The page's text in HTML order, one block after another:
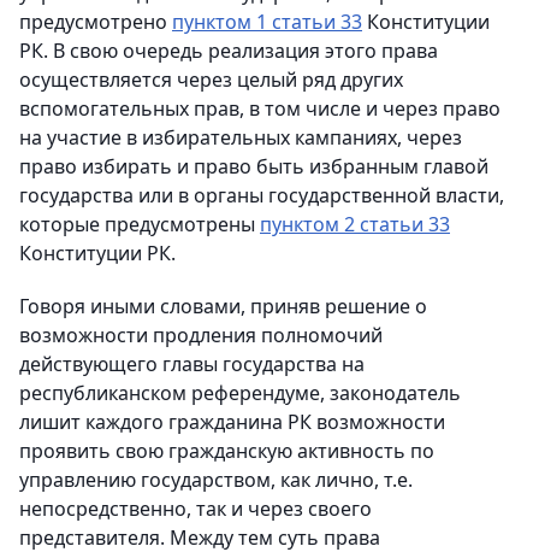
предусмотрено пунктом 1 статьи 33 Конституции
РК. В свою очередь реализация этого права
осуществляется через целый ряд других
вспомогательных прав, в том числе и через право
на участие в избирательных кампаниях, через
право избирать и право быть избранным главой
государства или в органы государственной власти,
которые предусмотрены пунктом 2 статьи 33
Конституции РК.
Говоря иными словами, приняв решение о
возможности продления полномочий
действующего главы государства на
республиканском референдуме, законодатель
лишит каждого гражданина РК возможности
проявить свою гражданскую активность по
управлению государством, как лично, т.е.
непосредственно, так и через своего
представителя. Между тем суть права